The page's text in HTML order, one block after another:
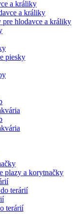
a králiky
a králiky
hlodavce a králiky
piesky
plazy a korytnačky
terárií
terárií